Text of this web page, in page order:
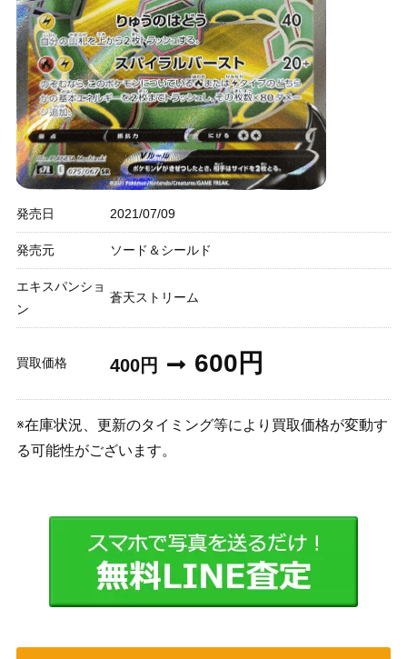
発売日 2021/07/09
発売元 ソード＆シールド
エキスパンショ
ン
蒼天ストリーム
買取価格 400円 600円
※在庫状況、更新のタイミング等により買取価格が変動す
る可能性がございます。